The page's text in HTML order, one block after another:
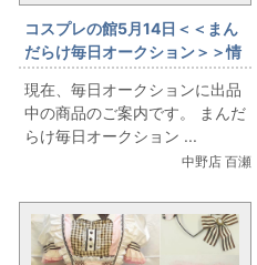
コスプレの館5月14日＜＜まん
だらけ毎日オークション＞＞情
報です
現在、毎日オークションに出品
中の商品のご案内です。 まんだ
らけ毎日オークション ...
中野店 百瀬